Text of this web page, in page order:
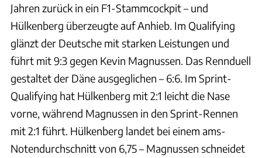
Jahren zurück in ein F1-Stammcockpit – und
Hülkenberg überzeugte auf Anhieb. Im Qualifying
glänzt der Deutsche mit starken Leistungen und
führt mit 9:3 gegen Kevin Magnussen. Das Rennduell
gestaltet der Däne ausgeglichen – 6:6. Im Sprint-
Qualifying hat Hülkenberg mit 2:1 leicht die Nase
vorne, während Magnussen in den Sprint-Rennen
mit 2:1 führt. Hülkenberg landet bei einem ams-
Notendurchschnitt von 6,75 – Magnussen schneidet